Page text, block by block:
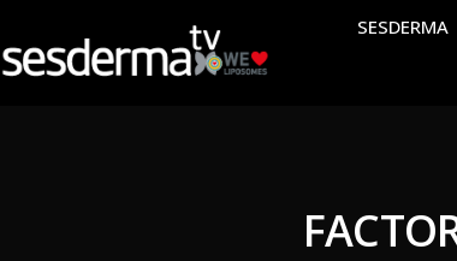
SESDERMA